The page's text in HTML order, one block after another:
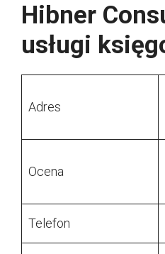
Hibner
usługi
Adres
Ocena
Telefon